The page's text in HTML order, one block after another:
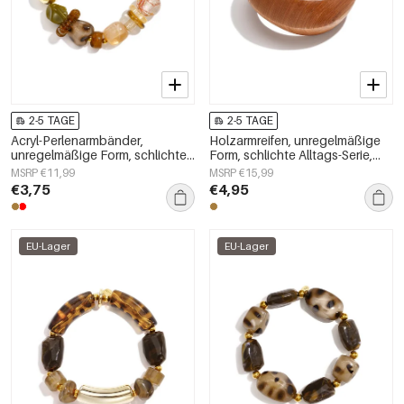
2-5 TAGE
Acryl-Perlenarmbänder,
unregelmäßige Form, schlichte
Alltagsserie, Damenschmuck
MSRP €11,99
€3,75
2-5 TAGE
Holzarmreifen, unregelmäßige
Form, schlichte Alltags-Serie,
Damenschmuck
MSRP €15,99
€4,95
EU-Lager EU-Lager